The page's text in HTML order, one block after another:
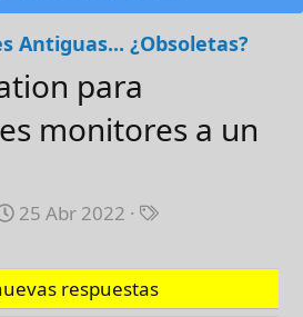
Antiguas... ¿Obsoletas?
para
monitores a un
F
c
h
25 Abr 2022
E
i
q
respuestas